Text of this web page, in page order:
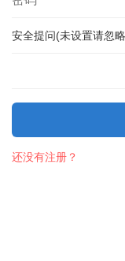
安全提问(未设置请忽
还没有注册？